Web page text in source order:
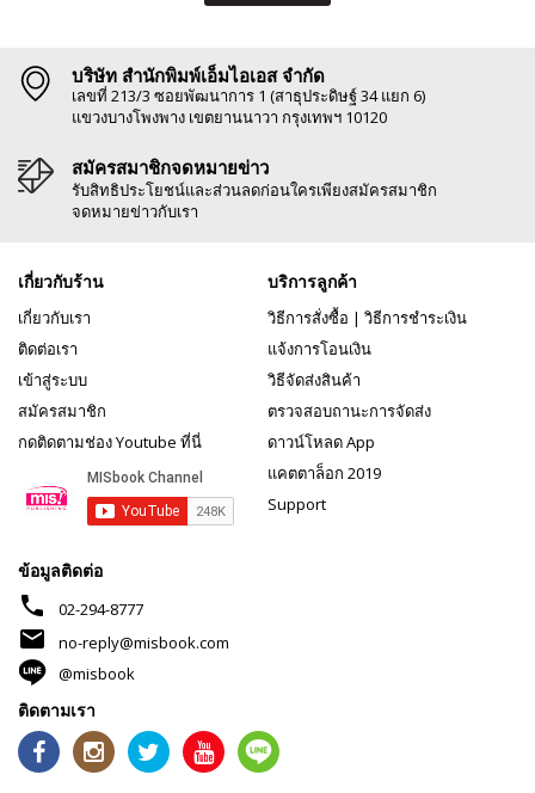
บริษัท สำนักพิมพ์เอ็มไอเอส จำกัด
เลขที่ 213/3 ซอยพัฒนาการ 1 (สาธุประดิษฐ์ 34 แยก 6)
แขวงบางโพงพาง เขตยานนาวา กรุงเทพฯ 10120
สมัครสมาชิกจดหมายข่าว
รับสิทธิประโยชน์และส่วนลดก่อนใครเพียงสมัครสมาชิก
จดหมายข่าวกับเรา
เกี่ยวกับร้าน
เกี่ยวกับเรา
ติดต่อเรา
เข้าสู่ระบบ
สมัครสมาชิก
กดติดตามช่อง Youtube ที่นี่
บริการลูกค้า
วิธีการสั่งซื้อ | วิธีการชำระเงิน
แจ้งการโอนเงิน
วิธีจัดส่งสินค้า
ตรวจสอบถานะการจัดส่ง
ดาวน์โหลด App
แคตตาล็อก 2019
Support
ข้อมูลติดต่อ
phone 02-294-8777
mail
no-reply@misbook.com
@misbook
ติดตามเรา